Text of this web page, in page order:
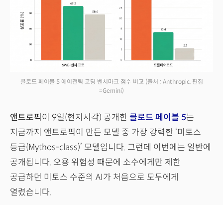
클로드 페이블 5 에이전틱 코딩 벤치마크 점수 비교 (출처 : Anthropic, 편집
=Gemini)
앤트로픽이 9일(현지시각) 공개한 클로드 페이블 5는
지금까지 앤트로픽이 만든 모델 중 가장 강력한 ‘미토스
등급(Mythos-class)’ 모델입니다. 그런데 이번에는 일반에
공개됩니다. 오용 위험성 때문에 소수에게만 제한
공급하던 미토스 수준의 AI가 처음으로 모두에게
열렸습니다.